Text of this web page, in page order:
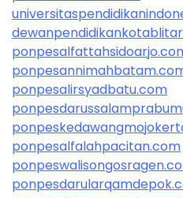
ponpesalirsyadbatu.com
ponpesalfalahpacitan.com